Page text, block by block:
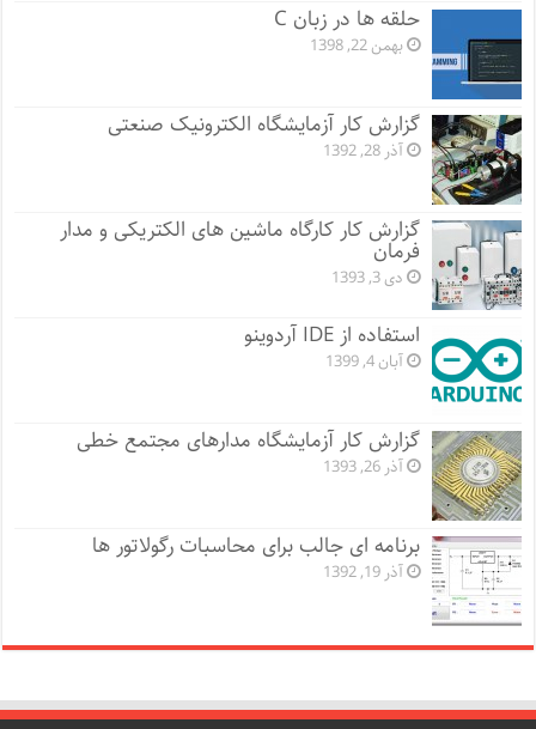
حلقه ها در زبان C
بهمن 22, 1398
گزارش کار آزمایشگاه الکترونیک صنعتی
آذر 28, 1392
گزارش کار کارگاه ماشین های الکتریکی و مدار
فرمان
دی 3, 1393
استفاده از IDE آردوینو
آبان 4, 1399
گزارش کار آزمایشگاه مدارهای مجتمع خطی
آذر 26, 1393
برنامه ای جالب برای محاسبات رگولاتور ها
آذر 19, 1392